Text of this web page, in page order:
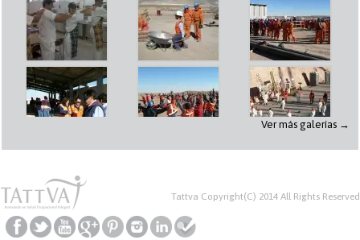
Ver más galerías →
Tattva Copyright(C) 2014 All Rights Reserved